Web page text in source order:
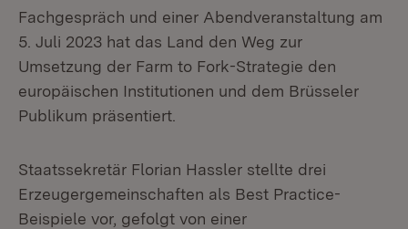
Fachgespräch und einer Abendveranstaltung am
5. Juli 2023 hat das Land den Weg zur
Umsetzung der Farm to Fork-Strategie den
europäischen Institutionen und dem Brüsseler
Publikum präsentiert.
Staatssekretär Florian Hassler stellte drei
Erzeugergemeinschaften als Best Practice-
Beispiele vor, gefolgt von einer